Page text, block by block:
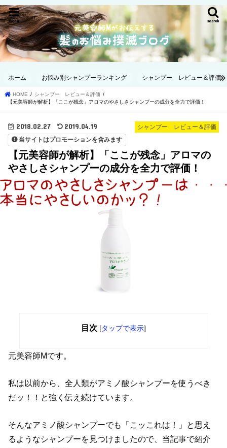
search
menu
ホーム お悩み別シャンプーランキング シャンプー レビュー＆評価
HOME
シャンプー レビュー＆評価
【元美容師が解析】「ここが残念」アロマのやさしさシャンプーの成分を全力で評価！
シャンプー レビュー＆評価
2018.02.27 2019.04.19
当サイトはプロモーションを含みます
【元美容師が解析】「ここが残念」アロマの
やさしさシャンプーの成分を全力で評価！
目次 [タップで表示]
元美容師Mです。
私は以前から、全人類がアミノ酸シャンプーを使うべき
だッ！！と強く伝え続けています。
そんなアミノ酸シャンプーでも「こッこれは！」と思え
るようなシャンプーを見つけましたので、当記事で紹介